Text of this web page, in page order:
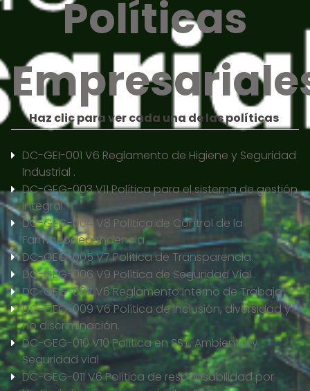
Políticas
Haz clic para ver cada una de las políticas
DC-GEI-001 V6 Reglamento de Higiene y Seguridad
Industrial .
DC-GEG-003 V11 Política para el sistema de gestión
Integral.
DC-GEG-004 V8 Política de Control de la
Farmacodependencia .
DC-GEG-005 V7 Política de Transparencia.
DC-GEG-006 V9 Política de Seguridad Vial .
DC-GEG-007 V6 Reglamento Interno de Trabajo.
DC-GEG-009 V6 Política de inclusión, diversidad y
no discriminación.
DC-GEG-010 V10 Política en SST, Ambiental y
Seguridad vial
DC-GEG-011 V6 Política de responsabilidad por